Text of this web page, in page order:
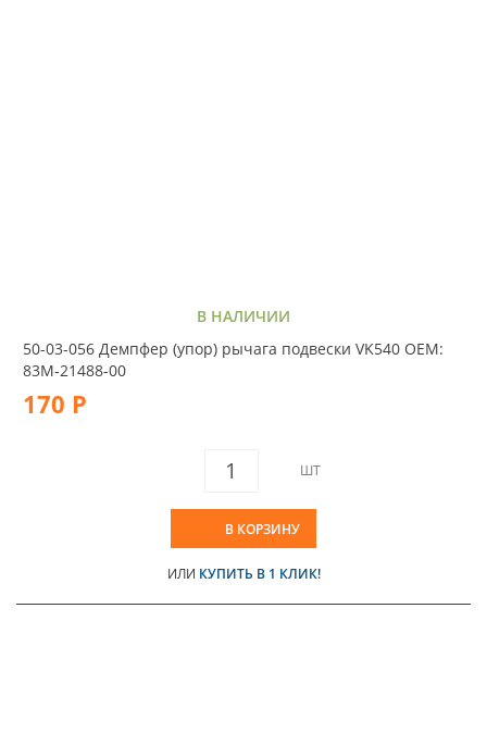
В НАЛИЧИИ
50-03-056 Демпфер (упор) рычага подвески VK540 OEM:
83M-21488-00
170 Р
ШТ
В КОРЗИНУ
ИЛИ КУПИТЬ В 1 КЛИК!